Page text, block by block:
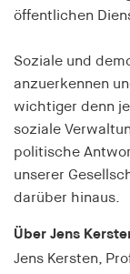
öffentlichen
Soziale und
anzuerkennen
wichtiger denn
soziale
politische
unserer
darüber hinaus.
Über Jens
Jens Kersten,
Sitzung
Name:
Anbieter:
7 Tage